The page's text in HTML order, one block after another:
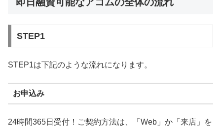
STEP1
STEP1は下記のような流れになります。
お申込み
24時間365日受付！ご契約方法は、「Web」か「来店」を